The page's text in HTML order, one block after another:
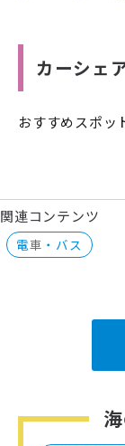
カーシェ
おすすめスポッ
関連コンテンツ
電車・バス